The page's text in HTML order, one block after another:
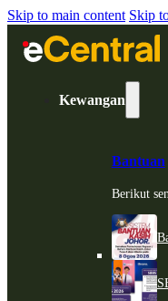
Skip to main content Skip
Kewangan
Bantuan
Berikut